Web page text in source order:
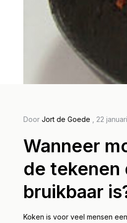
Door Jort de Goede , 22
Wanneer
de tekenen
bruikbaar
Koken is voor veel mensen